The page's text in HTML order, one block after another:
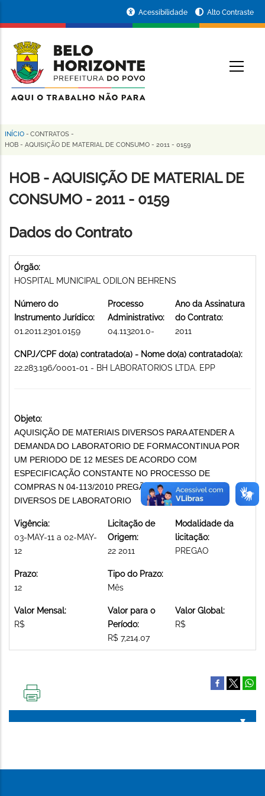
conteúdo
principal
da
Prefeitura
de
Horizonte
Acessibilidade Alto Contraste
Trilha
navegação
INÍCIO - CONTRATOS -
HOB - AQUISIÇÃO DE MATERIAL DE CONSUMO - 2011 - 0159
HOB - AQUISIÇÃO DE MATERIAL DE
CONSUMO - 2011 - 0159
Dados do Contrato
Órgão:
HOSPITAL MUNICIPAL ODILON BEHRENS
Número do
Instrumento Jurídico:
01.2011.2301.0159
Processo
Administrativo:
04.113201.0-
Ano da Assinatura
do Contrato:
2011
CNPJ/CPF do(a) contratado(a) - Nome do(a) contratado(a):
22.283.196/0001-01 - BH LABORATORIOS LTDA. EPP
Objeto:
AQUISIÇÃO DE MATERIAIS DIVERSOS PARA ATENDER A
DEMANDA DO LABORATORIO DE FORMACONTINUA POR
UM PERIODO DE 12 MESES DE ACORDO COM
ESPECIFICAÇÃO CONSTANTE NO PROCESSO DE
COMPRAS N 04-113/2010 PREGÃO 22/2011 MATERIAIS
DIVERSOS DE LABORATORIO
Vigência:
03-MAY-11 a 02-MAY-
12
Licitação de
Origem:
22 2011
Modalidade da
licitação:
PREGAO
Prazo:
12
Tipo do Prazo:
Mês
Valor Mensal:
R$
Valor para o
Período:
R$ 7,214.07
Valor Global:
R$
PÁGINA